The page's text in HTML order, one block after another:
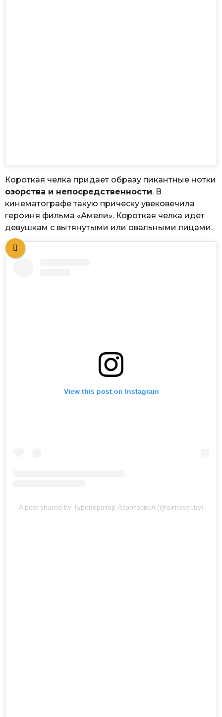
Короткая челка придает образу пикантные нотки
озорства и непосредственности. В
кинематографе такую прическу увековечила
героиня фильма «Амели». Короткая челка идет
девушкам с вытянутыми или овальными лицами.
View this post on Instagram
A post shared by Туроператор Аэротрэвел (@airtravel.by)